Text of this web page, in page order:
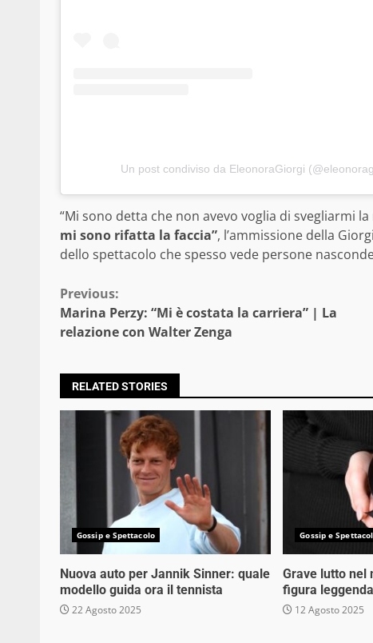
Un post condiviso da EleonoraGiorgi
“Mi sono detta che non avevo voglia di svegliarmi
mi sono rifatta la faccia”, l’ammissione della
dello spettacolo che spesso vede persone
Continue
Reading
Previous:
Marina Perzy: “Mi è costata la carriera” | La
relazione con Walter Zenga
RELATED STORIES
Gossip e Spettacolo
Nuova auto per Jannik Sinner: quale
modello guida ora il tennista
22 Agosto 2025
Gossip e
Grave lutto nel
figura
12 Agosto 2025